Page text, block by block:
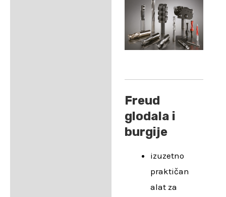
Freud
glodala i
burgije
izuzetno
praktičan
alat za